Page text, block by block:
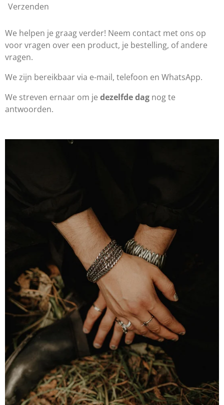
Verzenden
We helpen je graag verder! Neem contact met ons op
voor vragen over een product, je bestelling, of andere
vragen.
We zijn bereikbaar via e-mail, telefoon en WhatsApp.
We streven ernaar om je dezelfde dag nog te
antwoorden.